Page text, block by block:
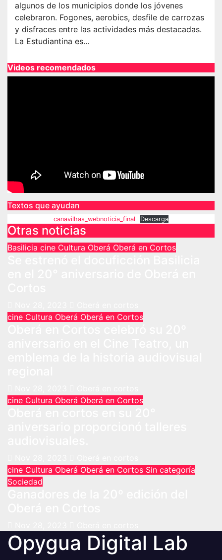
algunos de los municipios donde los jóvenes
celebraron. Fogones, aerobics, desfile de carrozas
y disfraces entre las actividades más destacadas.
La Estudiantina es…
Videos recomendados
Textos que ayudan
canavilhas_webnoticia_final Descarga
Otras noticias
Basilicia cine Cultura Oberá Oberá en Cortos
cine Cultura Oberá Oberá en Cortos
cine Cultura Oberá Oberá en Cortos
cine Cultura Oberá Oberá en Cortos Sin categoría
Sociedad
Opygua Digital Lab